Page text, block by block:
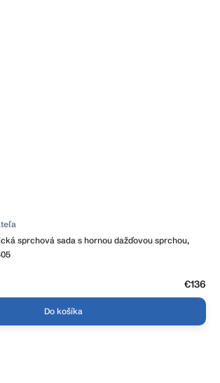
sprchová sada s hornou dažďovou sprchou,
€136
Do košíka